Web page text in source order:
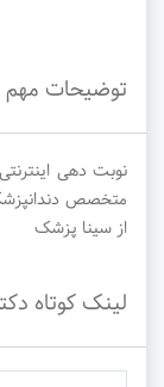
توضیحات مهم
نوبت دهی
متخصص
از سینا پزشک
لینک کوتاه